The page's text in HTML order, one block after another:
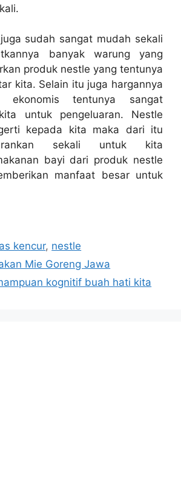
sudah sangat mudah sekali
banyak warung yang
produk nestle yang tentunya
kita. Selain itu juga hargannya
ekonomis tentunya sangat
untuk pengeluaran. Nestle
kepada kita maka dari itu
sekali untuk kita
bayi dari produk nestle
manfaat besar untuk
kencur, nestle
Mie Goreng Jawa
kognitif buah hati kita